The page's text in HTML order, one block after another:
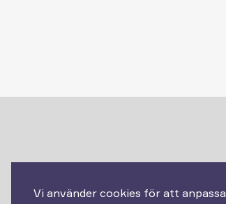
Vi använder cookies för att anpassa